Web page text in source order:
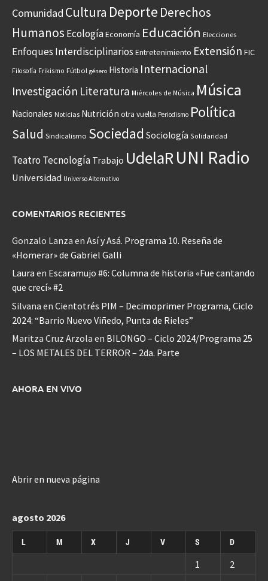
Comunidad Cultura Deporte Derechos
Humanos EcologíaEconomía Educación Elecciones
Enfoques Interdisciplinarios Entretenimiento Extensión FIC
Filosofía Frikismo Fútbol género Historia Internacional
Investigación Literatura Miércoles de Música Música
Nacionales Noticias Nutrición otra vuelta Periodismo Política
Salud Sindicalismo Sociedad Sociología Solidaridad
Teatro Tecnología Trabajo UdelaR UNI Radio
Universidad Universo Alternativo
COMENTARIOS RECIENTES
Gonzalo Lanza en Así y Asá. Programa 10. Reseña de
«Homerar» de Gabriel Galli
Laura en Escaramujo #6: Columna de historia «Fue cantando
que crecí» #2
Silvana en Cientotrés PIM – Decimoprimer Programa, Ciclo
2024: “Barrio Nuevo Viñedo, Punta de Rieles”
Maritza Cruz Arzola en BILONGO – Ciclo 2024/Programa 25
– LOS METALES DEL TERROR – 2da. Parte
AHORA EN VIVO
Abrir en nueva página
agosto 2026
L M X J V S D
1
2